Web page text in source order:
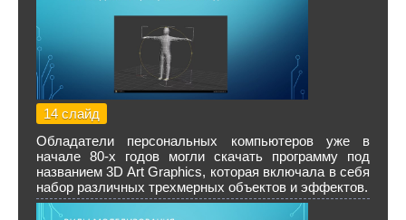
14 слайд
Обладатели персональных компьютеров уже в
начале 80-х годов могли скачать программу под
названием 3D Art Graphics, которая включала в себя
набор различных трехмерных объектов и эффектов.